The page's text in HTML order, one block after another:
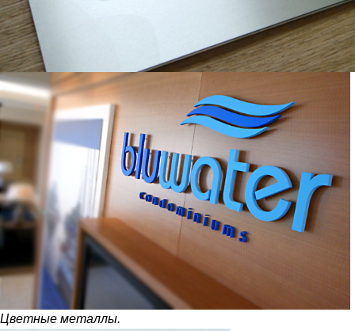
Цветные металлы.